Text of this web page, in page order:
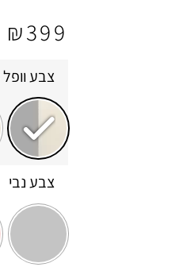
₪399
צבע וופל
צבע נבי